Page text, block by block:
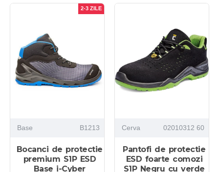
2-3 ZILE
Base B1213
Bocanci de protectie
premium S1P ESD
Base i-Cyber
Cerva 02010312 60
Pantofi de protectie
ESD foarte comozi
S1P Negru cu verde